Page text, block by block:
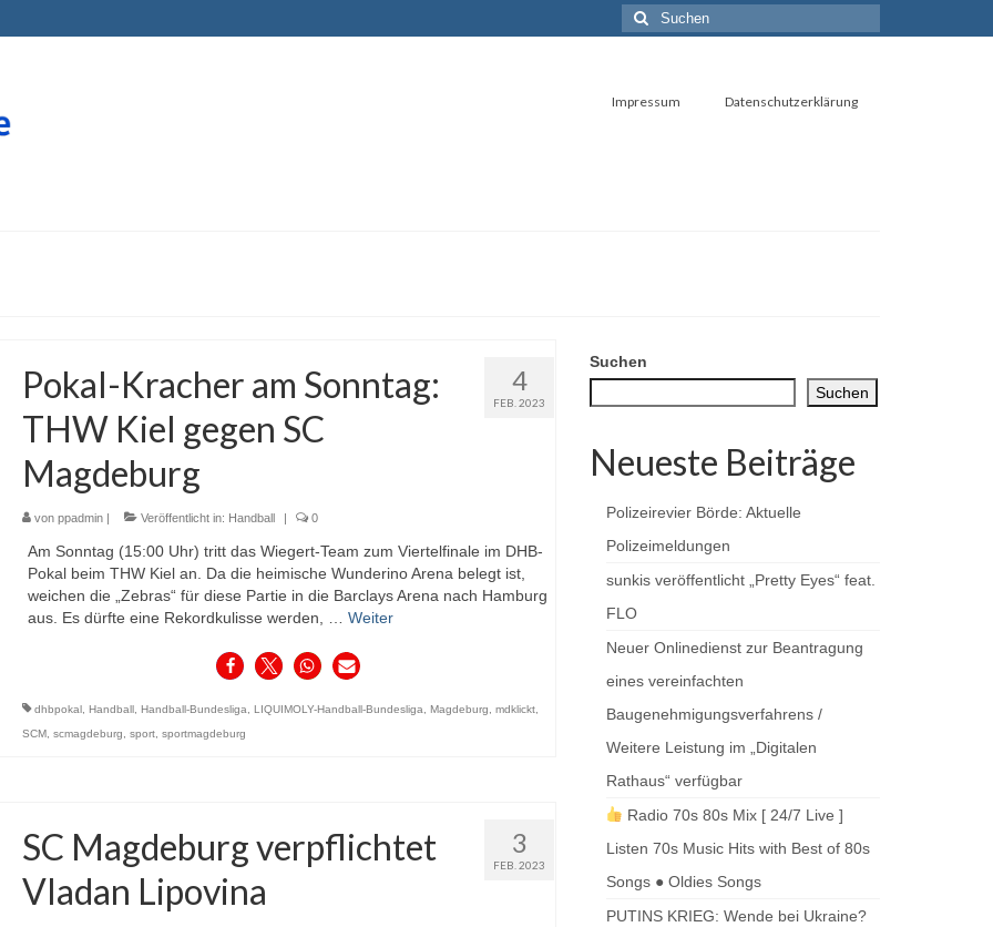
Suchen
nach:
Impressum Datenschutzerklärung
4
FEB. 2023
Pokal-Kracher am Sonntag:
THW Kiel gegen SC
Magdeburg
von ppadmin| Veröffentlicht in: Handball | 0
Am Sonntag (15:00 Uhr) tritt das Wiegert-Team zum Viertelfinale im DHB-
Pokal beim THW Kiel an. Da die heimische Wunderino Arena belegt ist,
weichen die „Zebras“ für diese Partie in die Barclays Arena nach Hamburg
aus. Es dürfte eine Rekordkulisse werden, … Weiter
dhbpokal, Handball, Handball-Bundesliga LIQUIMOLY-Handball-Bundesliga Magdeburg mdklickt,
SCM, scmagdeburg sport, sportmagdeburg
3
FEB. 2023
SC Magdeburg verpflichtet
Vladan Lipovina
Suchen
Suchen
Neueste Beiträge
Polizeirevier Börde: Aktuelle
Polizeimeldungen
sunkis veröffentlicht „Pretty Eyes“ feat.
FLO
Neuer Onlinedienst zur Beantragung
eines vereinfachten
Baugenehmigungsverfahrens /
Weitere Leistung im „Digitalen
Rathaus“ verfügbar
Radio 70s 80s Mix [ 24/7 Live ]
Listen 70s Music Hits with Best of 80s
Songs ● Oldies Songs
PUTINS KRIEG: Wende bei Ukraine?